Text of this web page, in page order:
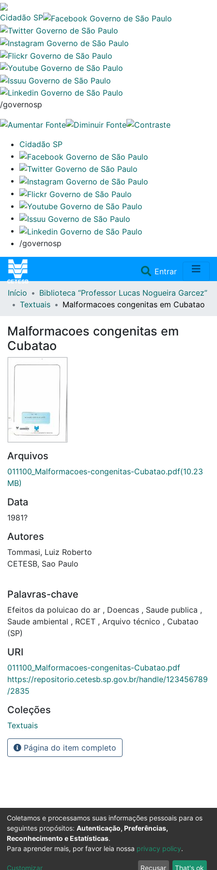
Cidadão SP
/governosp
Cidadão SP
/governosp
Entrar(current)
Home
Coleções
Repositório
Início
Biblioteca “Professor Lucas Nogueira Garcez”
Textuais
Malformacoes congenitas em Cubatao
Malformacoes congenitas em
Cubatao
Arquivos
011100_Malformacoes-congenitas-Cubatao.pdf(10.23
MB)
Data
1981?
Autores
Tommasi, Luiz Roberto
CETESB, Sao Paulo
Palavras-chave
Efeitos da poluicao do ar , Doencas , Saude publica ,
Saude ambiental , RCET , Arquivo técnico , Cubatao
(SP)
URI
011100_Malformacoes-congenitas-Cubatao.pdf
https://repositorio.cetesb.sp.gov.br/handle/123456789
/2835
Coleções
Textuais
Página do item completo
Coletamos e processamos suas informações pessoais para os
seguintes propósitos: Autenticação, Preferências,
Reconhecimento e Estatísticas.
Para aprender mais, por favor leia nossa privacy policy.
Customizar Recusar That's ok